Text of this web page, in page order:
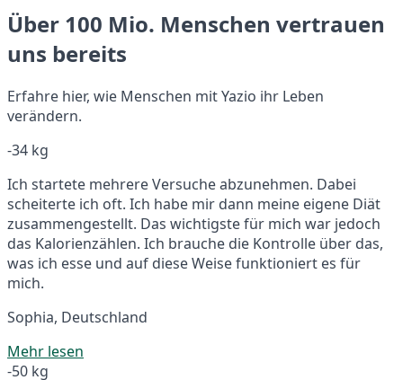
Über 100 Mio. Menschen vertrauen
uns bereits
Erfahre hier, wie Menschen mit Yazio ihr Leben
verändern.
-34 kg
Ich startete mehrere Versuche abzunehmen. Dabei
scheiterte ich oft. Ich habe mir dann meine eigene Diät
zusammengestellt. Das wichtigste für mich war jedoch
das Kalorienzählen. Ich brauche die Kontrolle über das,
was ich esse und auf diese Weise funktioniert es für
mich.
Sophia, Deutschland
Mehr lesen
-50 kg